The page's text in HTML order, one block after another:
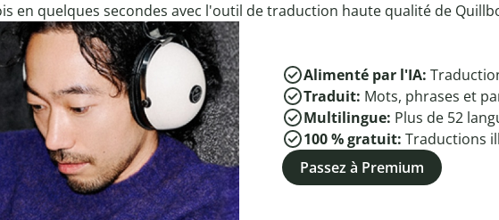
en quelques secondes avec l'outil de traduction haute qualité de
Alimenté par l'IA:
Traduit: Mots, phrases et
Multilingue: Plus de 52
100 % gratuit: Traductions
Passez à Premium